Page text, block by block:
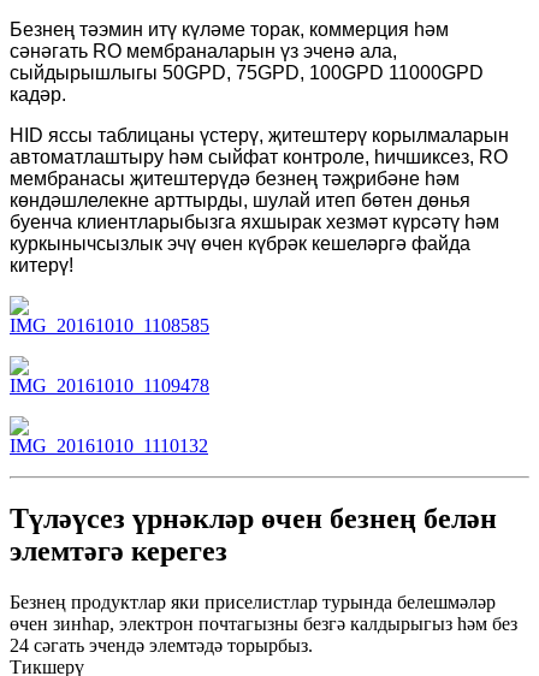
Безнең тәэмин итү күләме торак, коммерция һәм
сәнәгать RO мембраналарын үз эченә ала,
сыйдырышлыгы 50GPD, 75GPD, 100GPD 11000GPD
кадәр.
HID яссы таблицаны үстерү, җитештерү корылмаларын
автоматлаштыру һәм сыйфат контроле, һичшиксез, RO
мембранасы җитештерүдә безнең тәҗрибәне һәм
көндәшлелекне арттырды, шулай итеп бөтен дөнья
буенча клиентларыбызга яхшырак хезмәт күрсәтү һәм
куркынычсызлык эчү өчен күбрәк кешеләргә файда
китерү!
Түләүсез үрнәкләр өчен безнең белән
элемтәгә керегез
Безнең продуктлар яки приселистлар турында белешмәләр
өчен зинһар, электрон почтагызны безгә калдырыгыз һәм без
24 сәгать эчендә элемтәдә торырбыз.
Тикшерү